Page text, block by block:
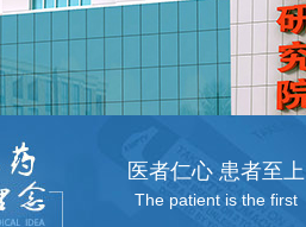
医者仁心 患者至上
The patient is the first